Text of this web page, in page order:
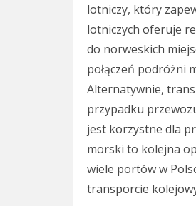
lotniczy, który
lotniczych oferuje
do norweskich
połączeń podróżni
Alternatywnie,
przypadku
jest korzystne dla
morski to kolejna
wiele portów w
transporcie